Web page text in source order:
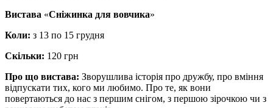
Вистава «Сніжинка для вовчика»
Коли: з 13 по 15 грудня
Скільки: 120 грн
Про що вистава: Зворушлива історія про дружбу, про вміння
відпускати тих, кого ми любимо. Про те, як вони
повертаються до нас з першим снігом, з першою зірочкою чи з